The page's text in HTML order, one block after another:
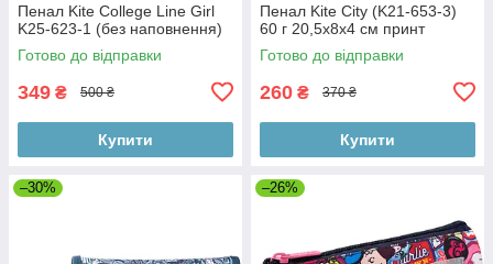
Пенал Kite College Line Girl
K25-623-1 (без наповнення)
Готово до відправки
349 ₴ 500 ₴
Купити
Пенал Kite City (K21-653-3)
60 г 20,5x8x4 см принт
Готово до відправки
260 ₴ 370 ₴
Купити
–30% –26%